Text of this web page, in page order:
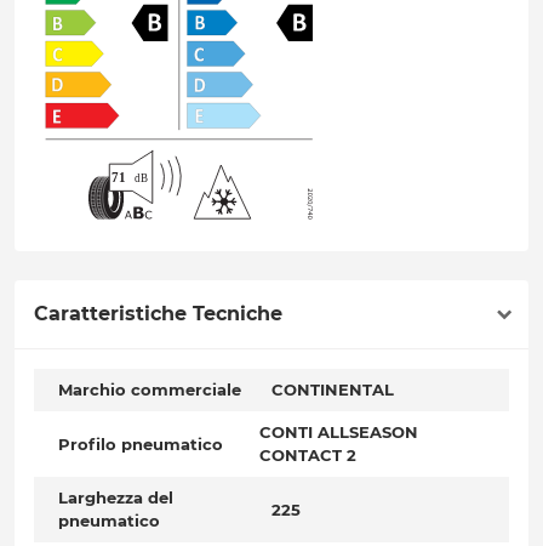
Caratteristiche Tecniche
Marchio commerciale CONTINENTAL
Profilo pneumatico
CONTI ALLSEASON
CONTACT 2
Larghezza del
pneumatico
225